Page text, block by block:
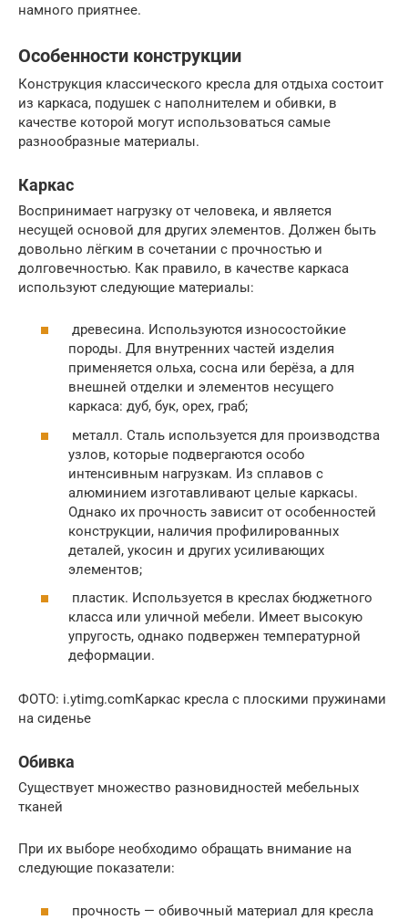
намного приятнее.
Особенности конструкции
Конструкция классического кресла для отдыха состоит
из каркаса, подушек с наполнителем и обивки, в
качестве которой могут использоваться самые
разнообразные материалы.
Каркас
Воспринимает нагрузку от человека, и является
несущей основой для других элементов. Должен быть
довольно лёгким в сочетании с прочностью и
долговечностью. Как правило, в качестве каркаса
используют следующие материалы:
древесина. Используются износостойкие
породы. Для внутренних частей изделия
применяется ольха, сосна или берёза, а для
внешней отделки и элементов несущего
каркаса: дуб, бук, орех, граб;
металл. Сталь используется для производства
узлов, которые подвергаются особо
интенсивным нагрузкам. Из сплавов с
алюминием изготавливают целые каркасы.
Однако их прочность зависит от особенностей
конструкции, наличия профилированных
деталей, укосин и других усиливающих
элементов;
пластик. Используется в креслах бюджетного
класса или уличной мебели. Имеет высокую
упругость, однако подвержен температурной
деформации.
ФОТО: i.ytimg.comКаркас кресла с плоскими пружинами
на сиденье
Обивка
Существует множество разновидностей мебельных
тканей
При их выборе необходимо обращать внимание на
следующие показатели:
прочность — обивочный материал для кресла